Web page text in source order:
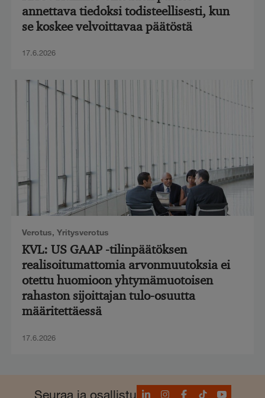
annettava tiedoksi todisteellisesti, kun
se koskee velvoittavaa päätöstä
17.6.2026
Verotus, Yritysverotus
KVL: US GAAP -tilinpäätöksen
realisoitumattomia arvonmuutoksia ei
otettu huomioon yhtymämuotoisen
rahaston sijoittajan tulo-osuutta
määritettäessä
17.6.2026
Seuraa ja osallistuLinkedInInstagram
Facebook
TikTokYouTube